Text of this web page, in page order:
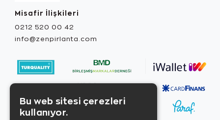
Misafir İlişkileri
0212 520 00 42
info@zenpirlanta.com
Bu web sitesi çerezleri
kullanıyor.